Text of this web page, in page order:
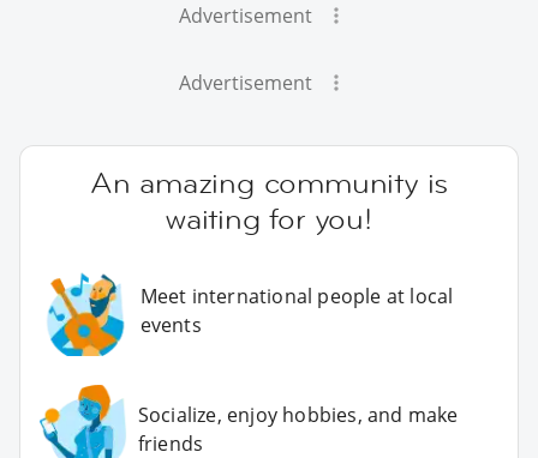
Advertisement
Advertisement
An amazing community is
waiting for you!
Meet international people at local
events
Socialize, enjoy hobbies, and make
friends